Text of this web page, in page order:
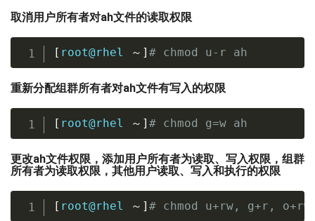
取消用户所有者对ah文件的读取权限
[ root@rhel ～ ] # chmod u-r ah
重新分配组群所有者对ah文件有写入的权限
[ root@rhel ～ ] # chmod g=w ah
更改ah文件权限，添加用户所有者为读取、写入权限，组群
所有者为读取权限，其他用户读取、写入和执行的权限
[ root@rhel ～ ] # chmod u+rw, g+r,